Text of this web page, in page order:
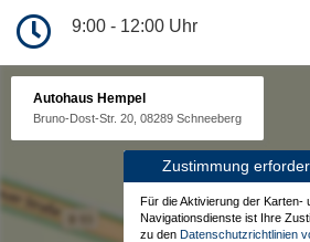
9:00 - 12:00 Uhr
Autohaus Hempel
Bruno-Dost-Str. 20, 08289 Schneeberg
Zustimmung
Für die Aktivierung der Karten-
Navigationsdienste ist Ihre
zu den Datenschutzrichtlinien